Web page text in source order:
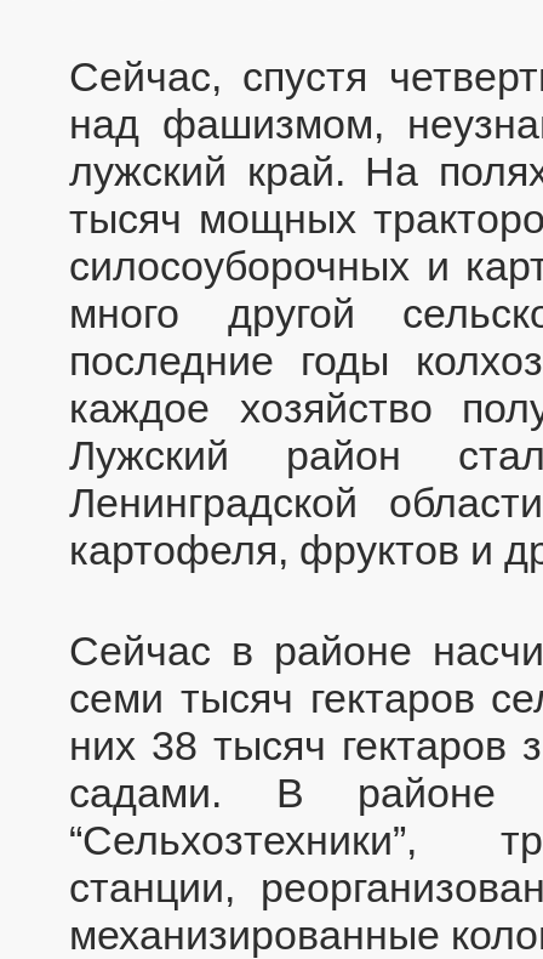
Сейчас, спустя
над фашизмом,
лужский край. На
тысяч мощных
силосоуборочных и
много другой
последние годы
каждое хозяйство
Лужский район
Ленинградской
картофеля, фруктов и
Сейчас в районе
семи тысяч гектаров
них 38 тысяч гектаров
садами. В районе
“Сельхозтехники”,
станции,
механизированные